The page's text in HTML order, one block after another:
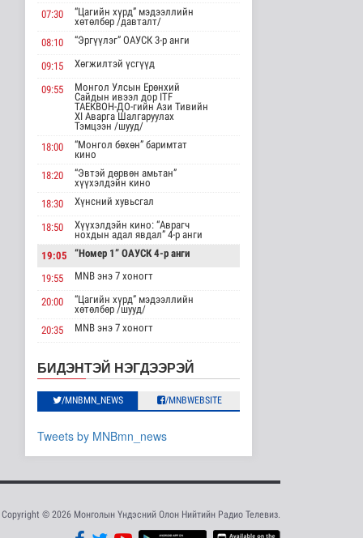
ОХУ-аас шатахууны
импорт тасралтгүй
хийгдэж байна
7 цаг 28 минутын өмнө
АНУ импортлогчдод
100 тэрбум
ам.долларын
тарифын..
Дэлхийд
7 цаг 28 минутын өмнө
Бангладешт эргэн
Дэлхийд
8 цаг 35 минутын өмнө
Монгол Улсын эмэгтэй
наадам-д о..
Cпорт
9 цаг 32 минутын өмнө
Энэ сарын 15-наас
эхэлж тээврийн
Нийгэм
Нэгдүгээр хорооллын
07:30
“Цагийн хүрд” мэдээллийн
хөтөлбөр /давталт/
08:10
“Эргүүлэг” ОАУСК 3-р анги
09:15 Хөгжилтэй үсгүүд
09:55
Монгол Улсын Ерөнхий
Сайдын ивээл дор ITF
ТАЕКВОН-ДО-гийн Ази Тивийн
XI Аварга Шалгаруулах
Тэмцээн /шууд/
18:00
“Монгол бөхөн” баримтат
кино
18:20
“Эвтэй дөрвөн амьтан”
хүүхэлдэйн кино
18:30
Хүнсний хувьсгал
18:50
Хүүхэлдэйн кино: “Аврагч
нохдын адал явдал” 4-р анги
19:05
“Номер 1” ОАУСК 4-р анги
19:55 MNB энэ 7 хоногт
20:00
“Цагийн хүрд” мэдээллийн
хөтөлбөр /шууд/
20:35
MNB энэ 7 хоногт
Дорноговь аймгаас /шууд/
22:10
“Эргүүлэг” ОАУСК 4-р анги
23:25
“Гэрэлтэй цонх” үдшийн
хөтөлбөр
БИДЭНТЭЙ НЭГДЭЭРЭЙ
/MNBMN_NEWS /MNBWEBSITE
Tweets by MNBmn_news
Copyright © 2026 Монголын Үндэсний Олон Нийтийн Радио Телевиз.